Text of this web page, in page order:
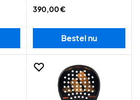
390,00 €
Bestel nu